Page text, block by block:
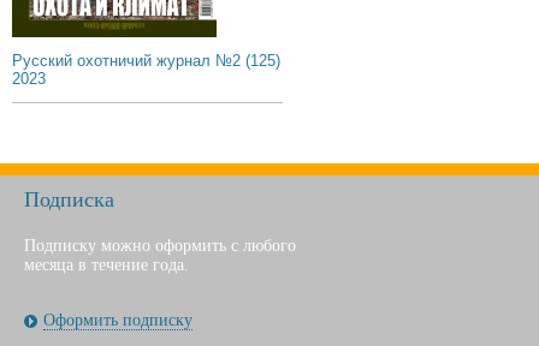
Русский охотничий журнал №2 (125)
2023
Подписка
Подписку можно оформить с любого
месяца в течение года.
Оформить подписку